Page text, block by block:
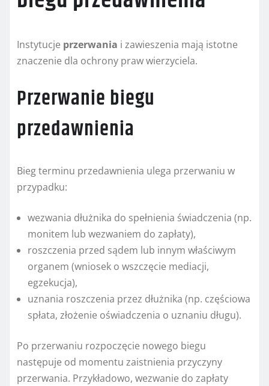
Instytucje przerwania i zawieszenia mają istotne
znaczenie dla ochrony praw wierzyciela.
Przerwanie biegu
przedawnienia
Bieg terminu przedawnienia ulega przerwaniu w
przypadku:
wezwania dłużnika do spełnienia świadczenia (np.
monitem lub wezwaniem do zapłaty),
roszczenia przed sądem lub innym właściwym
organem (wniosek o wszczęcie mediacji,
egzekucja),
uznania roszczenia przez dłużnika (np. częściowa
spłata, złożenie oświadczenia o uznaniu długu).
Po przerwaniu rozpoczęcie nowego biegu
następuje od momentu zaistnienia przyczyny
przerwania. Przykładowo, wezwanie do zapłaty